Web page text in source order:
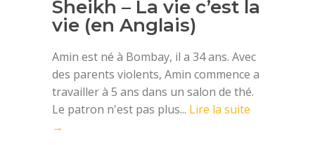
Sheikh – La vie c’est la
vie (en Anglais)
Amin est né à Bombay, il a 34 ans. Avec
des parents violents, Amin commence a
travailler à 5 ans dans un salon de thé.
Le patron n'est pas plus... Lire la suite
→